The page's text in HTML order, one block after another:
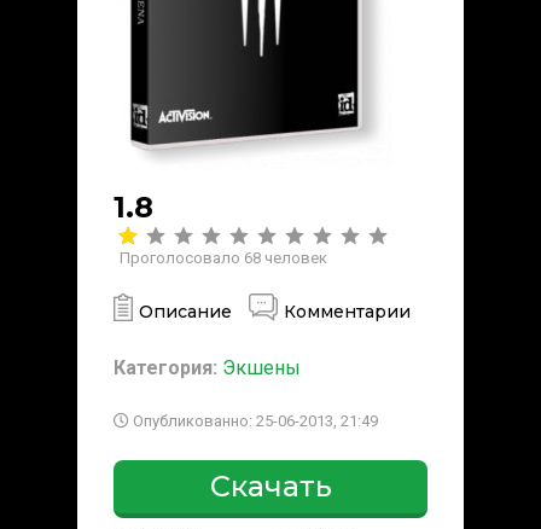
1.8
Проголосовало 68 человек
Описание Комментарии
Категория: Экшены
Опубликованно: 25-06-2013, 21:49
Скачать